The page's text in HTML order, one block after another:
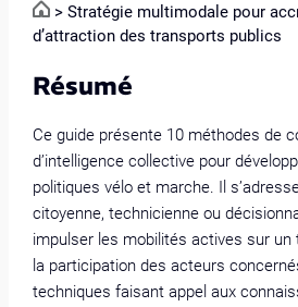
>Stratégie multimodale pour
d’attraction des transports publics
Résumé
Ce guide présente 10 méthodes de
d’intelligence collective pour
politiques vélo et marche. Il
citoyenne, technicienne ou
impulser les mobilités actives sur un
la participation des acteurs
techniques faisant appel aux